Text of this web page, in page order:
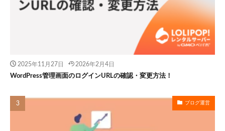
2025年11月27日 2026年2月4日
WordPress管理画面のログインURLの確認・変更方法！
ブログ運営